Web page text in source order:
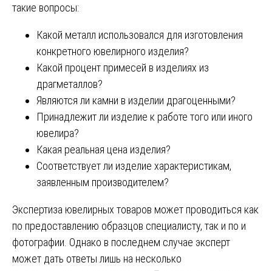
такие вопросы:
Какой металл использовался для изготовления
конкретного ювелирного изделия?
Какой процент примесей в изделиях из
драгметаллов?
Являются ли камни в изделии драгоценными?
Принадлежит ли изделие к работе того или иного
ювелира?
Какая реальная цена изделия?
Соответствует ли изделие характеристикам,
заявленным производителем?
Экспертиза ювелирных товаров может проводиться как
по предоставлению образцов специалисту, так и по и
фотографии. Однако в последнем случае эксперт
может дать ответы лишь на несколько